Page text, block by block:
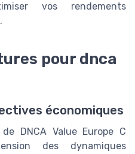
vos rendements
pour dnca
économiques
DNCA Value Europe C
des dynamiques